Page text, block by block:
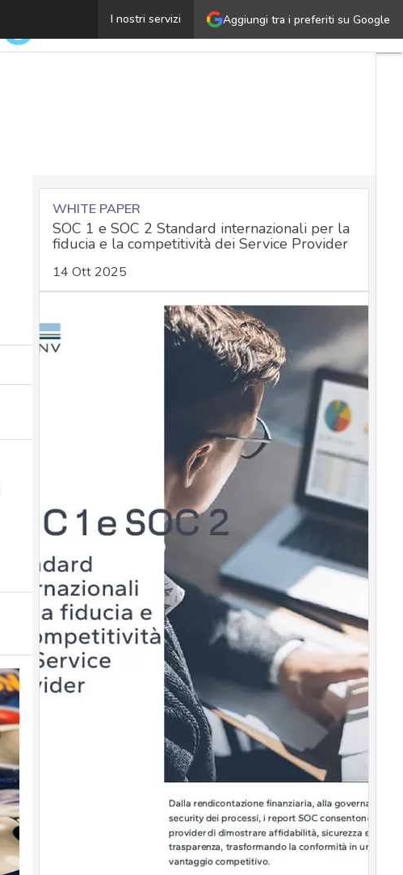
Aggiungi tra i preferiti su Google
I nostri servizi
Finto gioco di Pokemon nasconde un malware per
WHITE PAPER
SOC 1 e SOC 2 Standard internazionali per la
fiducia e la competitività dei Service Provider
14 Ott 2025